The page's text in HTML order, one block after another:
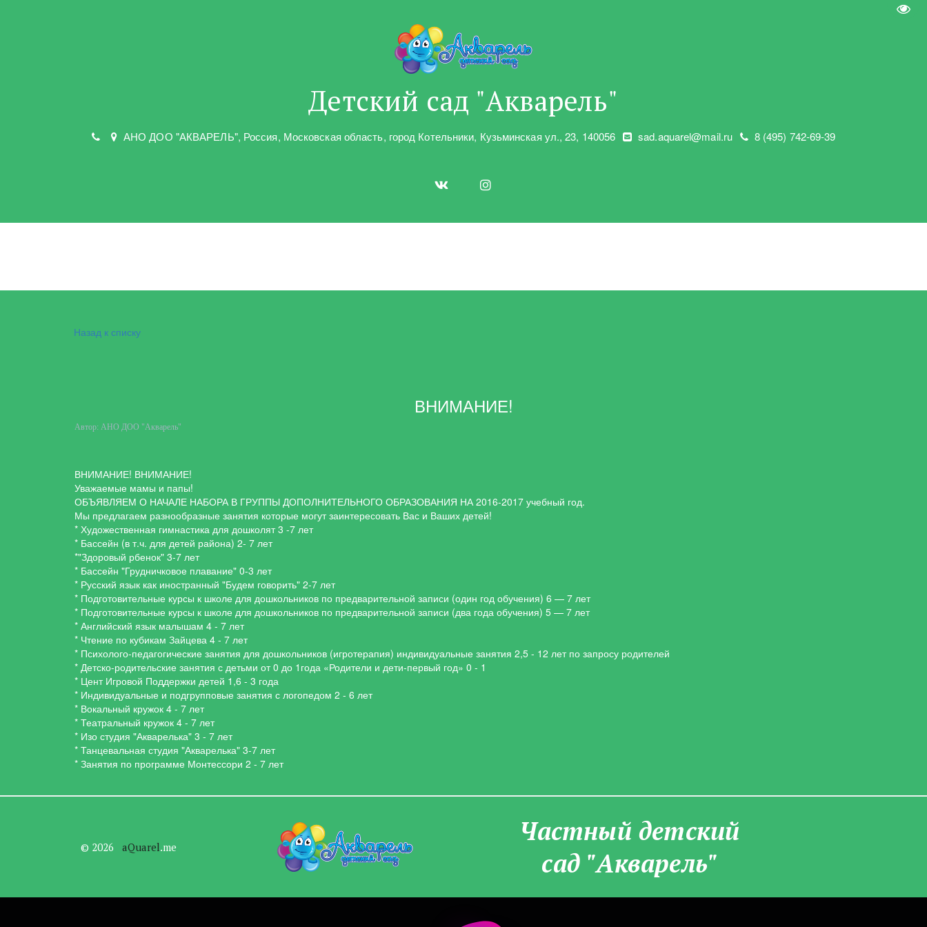
Детский сад "Акварель"
АНО ДОО "АКВАРЕЛЬ", Россия, Московская область, город Котельники, Кузьминская ул.,23, 140056 sad.aquarel@mail.ru 8 (495) 742-69-39
Назад к списку
ВНИМАНИЕ!
Автор: АНО ДОО "Акварель"
ВНИМАНИЕ! ВНИМАНИЕ!
Уважаемые мамы и папы!
ОБЪЯВЛЯЕМ О НАЧАЛЕ НАБОРА В ГРУППЫ ДОПОЛНИТЕЛЬНОГО ОБРАЗОВАНИЯ НА 2016-2017 учебный год.
Мы предлагаем разнообразные занятия которые могут заинтересовать Вас и Ваших детей!
* Художественная гимнастика для дошколят 3 -7 лет
* Бассейн (в т.ч. для детей района) 2- 7 лет
*"Здоровый рбенок" 3-7 лет
* Бассейн "Грудничковое плавание" 0-3 лет
* Русский язык как иностранный "Будем говорить" 2-7 лет
* Подготовительные курсы к школе для дошкольников по предварительной записи (один год обучения) 6 — 7 лет
* Подготовительные курсы к школе для дошкольников по предварительной записи (два года обучения) 5 — 7 лет
* Английский язык малышам 4 - 7 лет
* Чтение по кубикам Зайцева 4 - 7 лет
* Психолого-педагогические занятия для дошкольников (игротерапия) индивидуальные занятия 2,5 - 12 лет по запросу родителей
* Детско-родительские занятия с детьми от 0 до 1года «Родители и дети-первый год» 0 - 1
* Цент Игровой Поддержки детей 1,6 - 3 года
* Индивидуальные и подгрупповые занятия с логопедом 2 - 6 лет
* Вокальный кружок 4 - 7 лет
* Театральный кружок 4 - 7 лет
* Изо студия "Акварелька" 3 - 7 лет
* Танцевальная студия "Акварелька" 3-7 лет
* Занятия по программе Монтессори 2 - 7 лет
© 2026 aQuarel.me
Частны­­й детский
сад "Акварель"